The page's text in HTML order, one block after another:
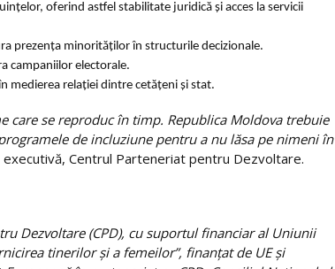
oferind astfel stabilitate juridică și acces la servicii
prezența minorităților în structurile decizionale.
campaniilor electorale.
medierea relației dintre cetățeni și stat.
care se reproduc în timp. Republica Moldova trebuie
de incluziune pentru a nu lăsa pe nimeni în
Centrul Parteneriat pentru Dezvoltare.
Dezvoltare (CPD), cu suportul financiar al Uniunii
tinerilor și a femeilor”, finanțat de UE și